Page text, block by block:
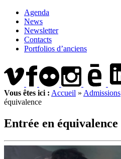
Agenda
News
Newsletter
Contacts
Portfolios d’anciens
Vous êtes ici : Accueil » Admissions
équivalence
Entrée en équivalence